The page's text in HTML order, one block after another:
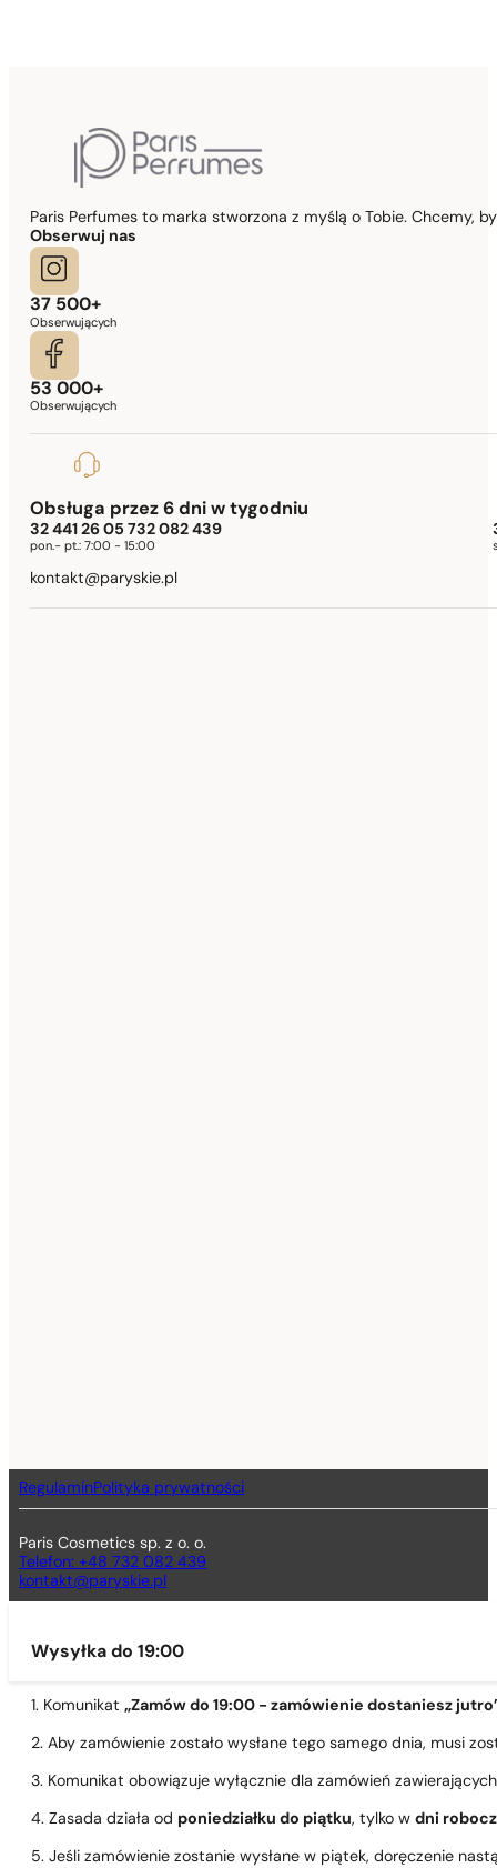
Paris Perfumes to marka stworzona z myślą o Tobie. Chcemy,
Obserwuj nas
37 500+
Obserwujących
53 000+
Obserwujących
Obsługa przez 6 dni w tygodniu
32 441 26 05 732 082 439
pon.- pt.: 7:00 - 15:00
kontakt@paryskie.pl
RegulaminPolityka prywatności
Paris Cosmetics sp. z o. o.
Telefon: +48 732 082 439
kontakt@paryskie.pl
Wysyłka do 19:00
1. Komunikat „Zamów do 19:00 - zamówienie dostaniesz
2. Aby zamówienie zostało wysłane tego samego dnia, musi
3. Komunikat obowiązuje wyłącznie dla zamówień
4. Zasada działa od poniedziałku do piątku, tylko w dni
5. Jeśli zamówienie zostanie wysłane w piątek, doręczenie